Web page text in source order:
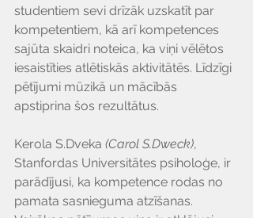
studentiem sevi drīzāk uzskatīt par
kompetentiem, kā arī kompetences
sajūta skaidri noteica, ka viņi vēlētos
iesaistīties atlētiskās aktivitātēs. Līdzīgi
pētījumi mūzikā un mācībās
apstiprina šos rezultātus.
Kerola S.Dveka (Carol S.Dweck),
Stanfordas Universitātes psiholoģe, ir
parādījusi, ka kompetence rodas no
pamata sasnieguma atzīšanas.